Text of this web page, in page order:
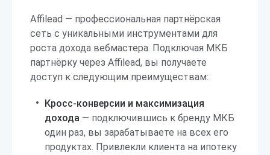
Affilead — профессиональная партнёрская
сеть с уникальными инструментами для
роста дохода вебмастера. Подключая МКБ
партнёрку через Affilead, вы получаете
доступ к следующим преимуществам:
Кросс-конверсии и максимизация
дохода — подключившись к бренду МКБ
один раз, вы зарабатываете на всех его
продуктах. Привлекли клиента на ипотеку